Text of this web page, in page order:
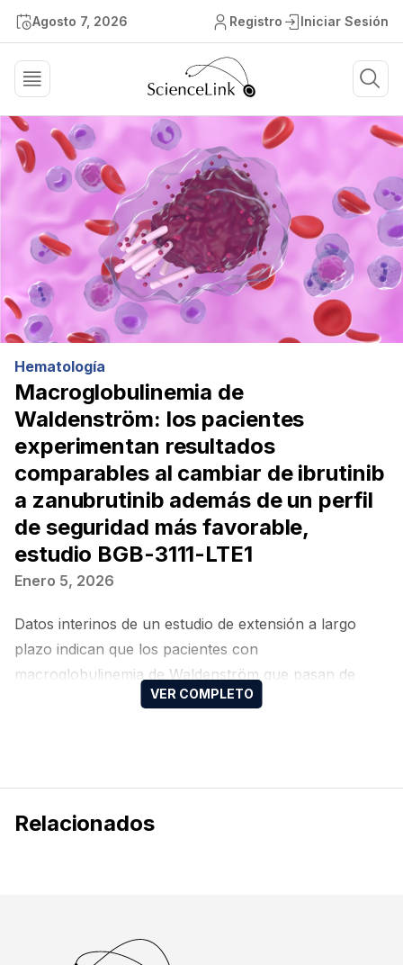
Agosto 7, 2026 Registro Iniciar Sesión
Hematología
Macroglobulinemia de
Waldenström: los pacientes
experimentan resultados
comparables al cambiar de ibrutinib
a zanubrutinib además de un perfil
de seguridad más favorable,
estudio BGB-3111-LTE1
Enero 5, 2026
Datos interinos de un estudio de extensión a largo
plazo indican que los pacientes con
macroglobulinemia de Waldenström que pasan de
ibrutinib a zanubrutinib pueden mantener resultados
publicados en Blood Advances.
Relacionados